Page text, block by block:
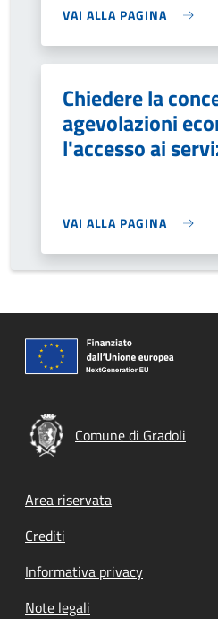
VAI ALLA PAGINA
Chiedere la
agevolazioni
l'accesso ai
VAI ALLA PAGINA
Comune di Gradoli
Footer menu
Area riservata
Crediti
Informativa privacy
Note legali